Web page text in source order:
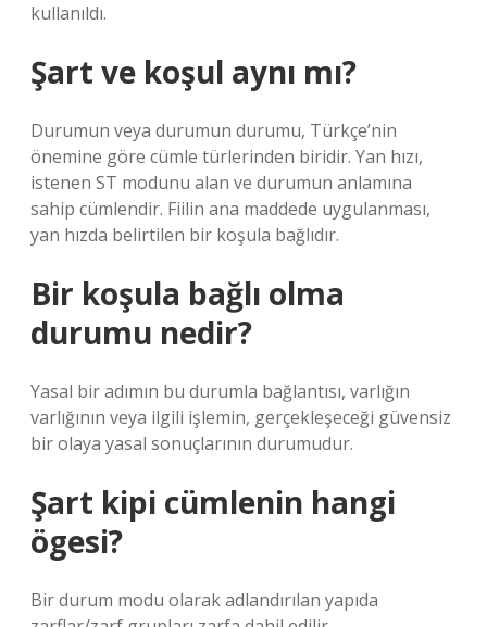
kullanıldı.
Şart ve koşul aynı mı?
Durumun veya durumun durumu, Türkçe’nin
önemine göre cümle türlerinden biridir. Yan hızı,
istenen ST modunu alan ve durumun anlamına
sahip cümlendir. Fiilin ana maddede uygulanması,
yan hızda belirtilen bir koşula bağlıdır.
Bir koşula bağlı olma
durumu nedir?
Yasal bir adımın bu durumla bağlantısı, varlığın
varlığının veya ilgili işlemin, gerçekleşeceği güvensiz
bir olaya yasal sonuçlarının durumudur.
Şart kipi cümlenin hangi
ögesi?
Bir durum modu olarak adlandırılan yapıda